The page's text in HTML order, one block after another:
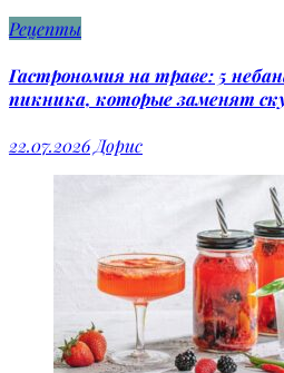
Рецепты
Гастрономия на траве: 5
пикника, которые заменят
22.07.2026Дорис